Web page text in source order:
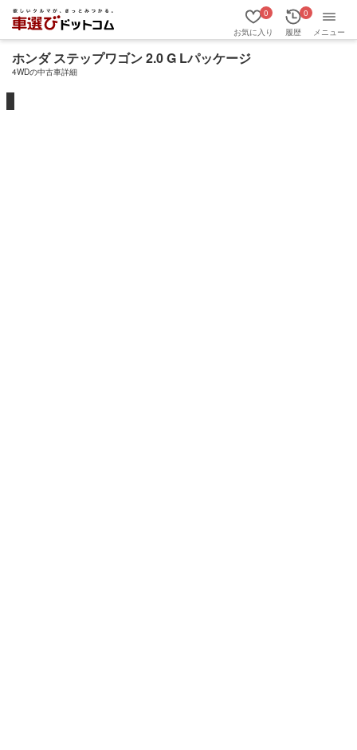
お気に入り
0
履歴
0
メニュー
ホンダ ステップワゴン 2.0 G Lパッケージ
4WDの中古車詳細